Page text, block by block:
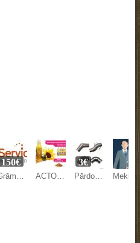
Grāmatvedības pakalpojumi
150€
АСТОН - Оптовые продажи подсолнечного масла от завода. Экспорт Pārdodam margu detaļas.
3€
Meklējam kandidātu Anglijas